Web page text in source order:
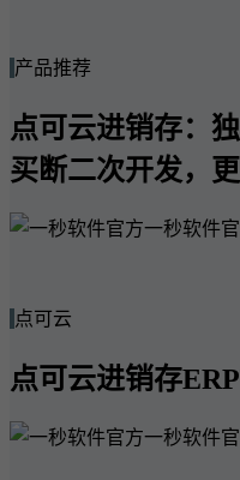
产品推荐
点可云进销存：
买断二次开发，
一秒软件
点可云
点可云进销存
一秒软件